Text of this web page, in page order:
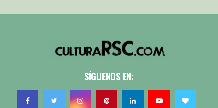
SÍGUENOS EN: